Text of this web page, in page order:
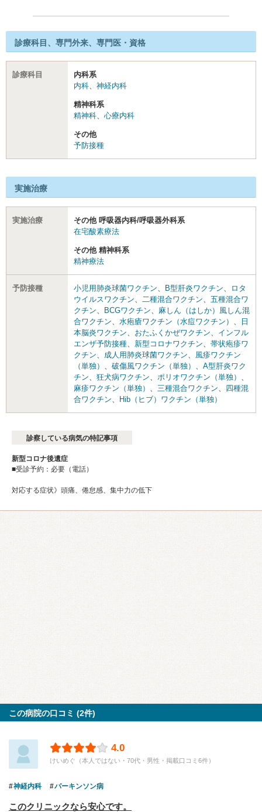
診療科目、専門外来、専門医・資格
診療科目
内科系
内科
神経内科
精神科系
精神科
心療内科
その他
予防接種
実施治療
実施治療
その他 呼吸器内科/呼吸器外科系
在宅酸素療法
その他 精神科系
精神療法
予防接種 小児用肺炎球菌ワクチン B型肝炎ワクチン
ロタ
ウイルスワクチン
二種混合ワクチン
五種混合ワ
クチン
BCGワクチン
麻しん（はしか）風しん混
合ワクチン
水疱瘡ワクチン（水痘ワクチン）
日
本脳炎ワクチン
おたふくかぜワクチン
インフル
エンザ予防接種
新型コロナワクチン
帯状疱疹ワ
クチン
成人用肺炎球菌ワクチン
風疹ワクチン
（単独）
破傷風ワクチン（単独）
A型肝炎ワク
チン
狂犬病ワクチン ポリオワクチン（単独）
麻疹ワクチン（単独）
三種混合ワクチン
四種混
合ワクチン
Hib（ヒブ）ワクチン（単独）
診察している病気の特記事項
新型コロナ後遺症
■受診予約：必要（電話）
対応する症状》頭痛、倦怠感、集中力の低下
この病院の口コミ (2件)
4.0
けいめぐ（本人ではない・70代・男性・掲載口コミ6件）
神経内科 パーキンソン病
このクリニックなら安心です。